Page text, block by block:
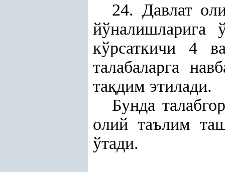
24. Давлат
йўналишларига
кўрсаткичи 4
талабаларга
тақдим этилади.
Бунда
олий таълим
ўтади.